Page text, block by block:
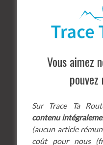
Le
Altitude :1703
Difficulté :★★
Vous aimez
Sur Trace Ta
contenu
(aucun article
coût pour nous